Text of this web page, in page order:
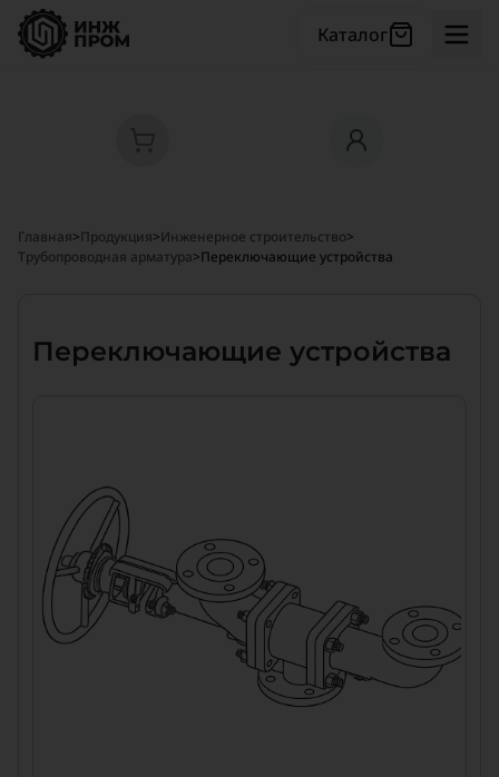
Каталог
Главная>Продукция>Инженерное строительство>
Трубопроводная арматура>Переключающие устройства
Переключающие устройства